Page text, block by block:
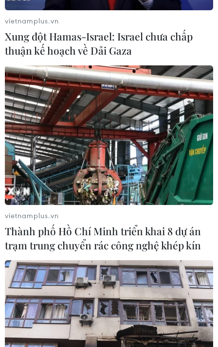
vietnamplus.vn
Xung đột Hamas-Israel: Israel chưa chấp
thuận kế hoạch về Dải Gaza
vietnamplus.vn
Thành phố Hồ Chí Minh triển khai 8 dự án
trạm trung chuyển rác công nghệ khép kín